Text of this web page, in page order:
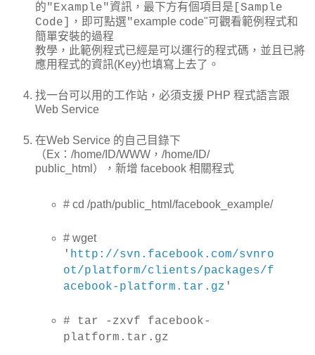
的"Example"資訊，最下方有個項目是[Sample
Code]，即可點選"example code"可觀看範例程式和
簡單安裝的過程
教學，此範例程式已經是可以運行的程式碼，並且已將
應用程式的資訊(Key)也填寫上去了。
找一台可以用的工作站，必須支援 PHP 程式語言跟
Web Service
在Web Service 的自己目錄下
（Ex：/home/ID/WWW，/home/ID/
public_html），新增 facebook 相關程式
# cd /path/public_html/facebook_example/
# wget
' http://svn.facebook.com/svnro
ot/platform/clients/packages/f
acebook-platform.tar.gz '
# tar -zxvf facebook-
platform.tar.gz